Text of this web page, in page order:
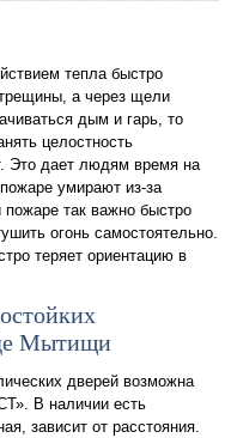
тепла быстро
а через щели
дым и гарь, то
целостность
Это дает людям время на
умирают из-за
пожаре так важно быстро
огонь самостоятельно.
теряет ориентацию в
Мытищи
дверей возможна
В наличии есть
зависит от расстояния.